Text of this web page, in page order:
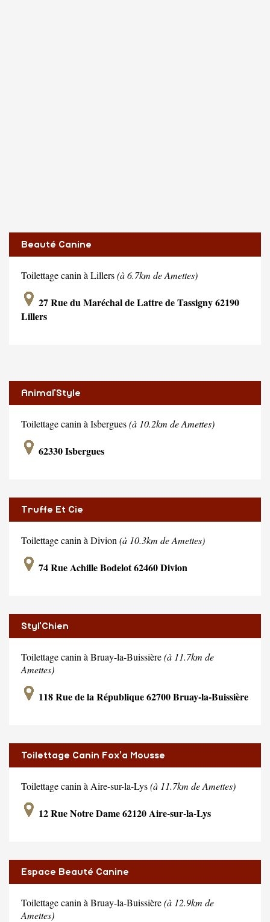
Beauté Canine
Toilettage canin à Lillers(à 6.7km de Amettes)
27 Rue du Maréchal de Lattre de Tassigny 62190
Lillers
Animal'Style
Toilettage canin à Isbergues(à 10.2km de Amettes)
62330 Isbergues
Truffe Et Cie
Toilettage canin à Divion (à 10.3km de Amettes)
74 Rue Achille Bodelot 62460 Divion
Styl'Chien
Toilettage canin à Bruay-la-Buissière(à 11.7km de
Amettes)
118 Rue de la République 62700 Bruay-la-Buissière
Toilettage Canin Fox'a Mousse
Toilettage canin à Aire-sur-la-Lys(à 11.7km de Amettes)
12 Rue Notre Dame 62120 Aire-sur-la-Lys
Espace Beauté Canine
Toilettage canin à Bruay-la-Buissière(à 12.9km de
Amettes)